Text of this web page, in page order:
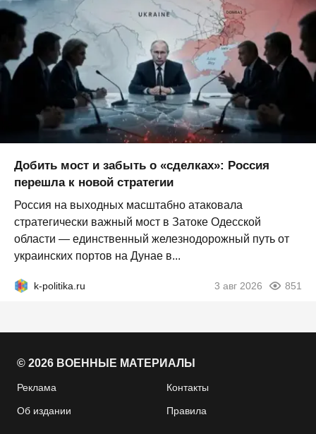
Добить мост и забыть о «сделках»: Россия
перешла к новой стратегии
Россия на выходных масштабно атаковала
стратегически важный мост в Затоке Одесской
области — единственный железнодорожный путь от
украинских портов на Дунае в...
k-politika.ru 3 авг 2026 851
© 2026 ВОЕННЫЕ МАТЕРИАЛЫ
Реклама Контакты
Об издании Правила